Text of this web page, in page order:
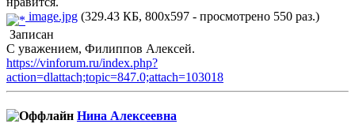
image.jpg (329.43 КБ, 800x597 - просмотрено 550 раз.)
Записан
С уважением, Филиппов Алексей.
https://vinforum.ru/index.php?
action=dlattach;topic=847.0;attach=103018
Нина Алексеевна